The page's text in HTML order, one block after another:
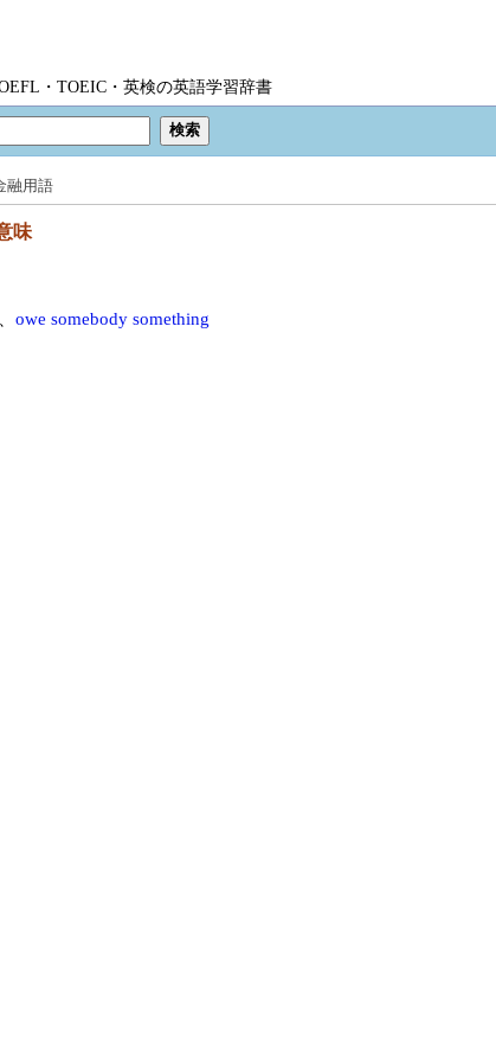
・TOEIC・英検の英語学習辞書
融用語
味
owe somebody something